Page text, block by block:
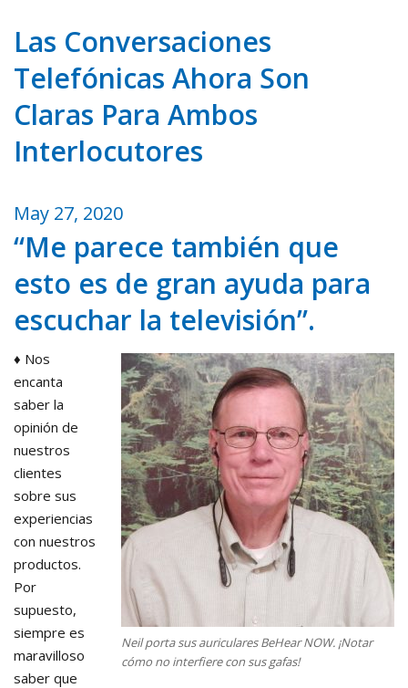
Las Conversaciones
Telefónicas Ahora Son
Claras Para Ambos
Interlocutores
May 27, 2020
“Me parece también que
esto es de gran ayuda para
escuchar la televisión”.
Neil porta sus auriculares BeHear NOW. ¡Notar
cómo no interfiere con sus gafas!
♦ Nos
encanta
saber la
opinión de
nuestros
clientes
sobre sus
experiencias
con nuestros
productos.
Por
supuesto,
siempre es
maravilloso
saber que